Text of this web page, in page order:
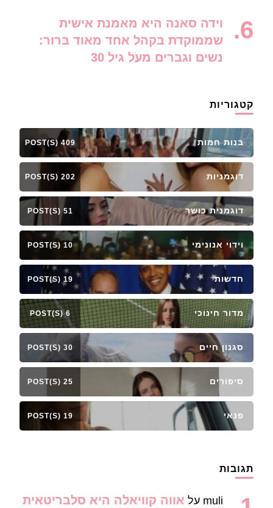
וידה סאנה היא מאמנת אישית
שממוקדת בקהל אחד מאוד ברור:
נשים וגברים מעל גיל 30
קטגוריות
בנות חמות 409 POST(S)
דוגמניות 202 POST(S)
דוגמנית כושר 51 POST(S)
וידוי אנונימי 10 POST(S)
חדשות 19 POST(S)
מדור חינוכי 6 POST(S)
סגנון חיים 30 POST(S)
סיפורים 25 POST(S)
פנאי 19 POST(S)
תגובות
muli על אווה קוויאלה היא סלבריטאית